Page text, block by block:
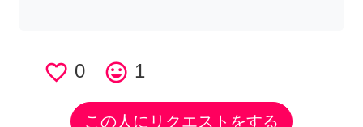
favorite_border 0 tag_faces 1
この人にリクエストをする